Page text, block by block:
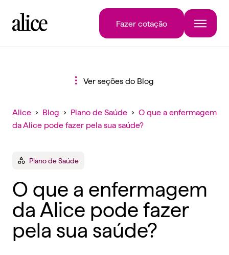
Fazer cotação
Ver seções do Blog
Alice › Blog › Plano de Saúde › O que a enfermagem
da Alice pode fazer pela sua saúde?
Plano de Saúde
O que a enfermagem
da Alice pode fazer
pela sua saúde?